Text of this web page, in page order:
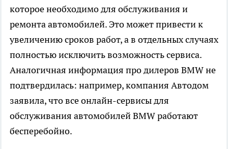
которое необходимо для обслуживания и
ремонта автомобилей. Это может привести к
увеличению сроков работ, а в отдельных случаях
полностью исключить возможность сервиса.
Аналогичная информация про дилеров BMW не
подтвердилась: например, компания Автодом
заявила, что все онлайн-сервисы для
обслуживания автомобилей BMW работают
бесперебойно.